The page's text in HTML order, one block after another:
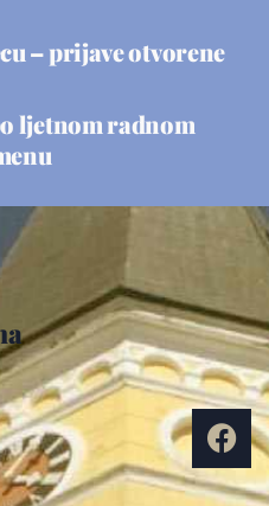
– prijave otvorene
ljetnom radnom